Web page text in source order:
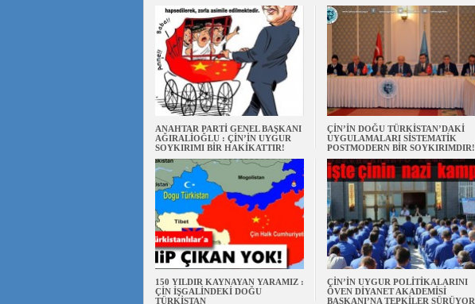
ANAHTAR PARTİ GENEL BAŞKANI
AĞIRALİOĞLU : ÇİN’İN UYGUR
SOYKIRIMI BİR HAKİKATTIR!
ÇİN’İN DOĞU TÜRKİSTAN’DAKİ
UYGULAMALARI SİSTEMATİK
POSTMODERN BİR SOYKIRIMDIR!
150 YILDIR KAYNAYAN YARAMIZ :
ÇİN İŞGALİNDEKİ DOĞU
TÜRKİSTAN
ÇİN’İN UYGUR POLİTİKALARINI
ÖVEN DİYANET AKADEMİSİ
BAŞKANI’NA TEPKİLER SÜRÜYOR